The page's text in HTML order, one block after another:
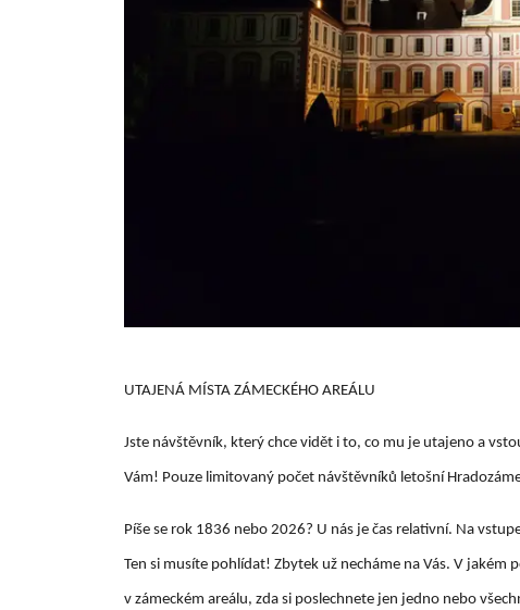
UTAJENÁ MÍSTA ZÁMECKÉHO AREÁLU
Jste návštěvník, který chce vidět i to, co mu je utajeno a
Vám! Pouze limitovaný počet návštěvníků letošní
Píše se rok 1836 nebo 2026? U nás je čas relativní. Na
Ten si musíte pohlídat! Zbytek už necháme na Vás. V
v zámeckém areálu, zda si poslechnete jen jedno nebo